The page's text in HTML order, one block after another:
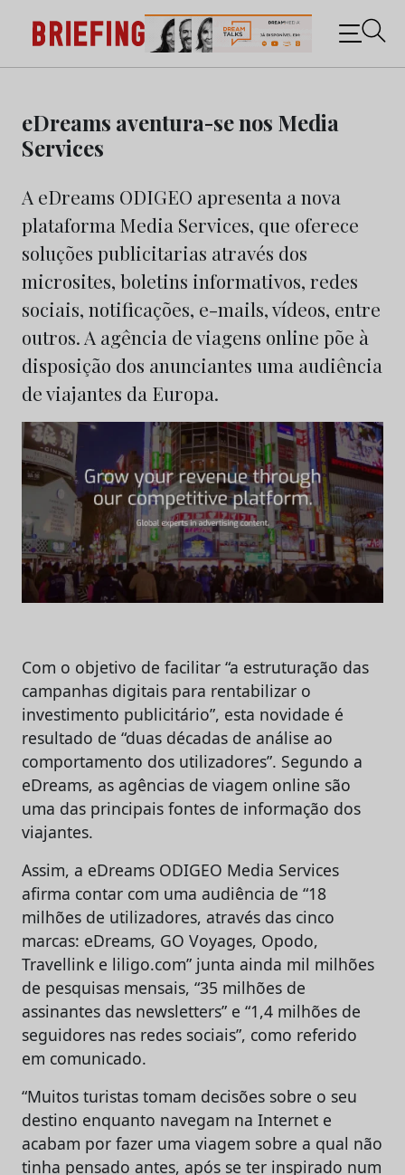
content
Briefing: Todas as notícias sobre os negócios do
Marketing e da Publicidade
eDreams aventura-se nos Media
Services
A eDreams ODIGEO apresenta a nova
plataforma Media Services, que oferece
soluções publicitarias através dos
microsites, boletins informativos, redes
sociais, notificações, e-mails, vídeos, entre
outros. A agência de viagens online põe à
disposição dos anunciantes uma audiência
de viajantes da Europa.
Com o objetivo de facilitar “a estruturação das
campanhas digitais para rentabilizar o
investimento publicitário”, esta novidade é
resultado de “duas décadas de análise ao
comportamento dos utilizadores”. Segundo a
eDreams, as agências de viagem online são
uma das principais fontes de informação dos
viajantes.
Assim, a eDreams ODIGEO Media Services
afirma contar com uma audiência de “18
milhões de utilizadores, através das cinco
marcas: eDreams, GO Voyages, Opodo,
Travellink e liligo.com” junta ainda mil milhões
de pesquisas mensais, “35 milhões de
assinantes das newsletters” e “1,4 milhões de
seguidores nas redes sociais”, como referido
em comunicado.
“Muitos turistas tomam decisões sobre o seu
destino enquanto navegam na Internet e
acabam por fazer uma viagem sobre a qual não
tinha pensado antes, após se ter inspirado num